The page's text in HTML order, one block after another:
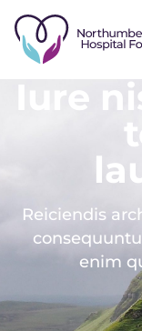
Iure
Reiciendis
enim